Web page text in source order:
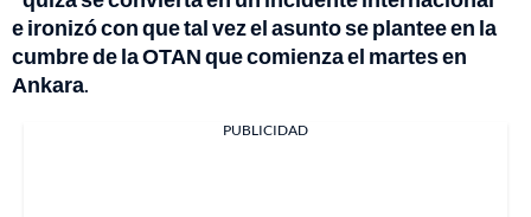
e ironizó con que tal vez el asunto se plantee en la
cumbre de la OTAN que comienza el martes en
Ankara.
PUBLICIDAD